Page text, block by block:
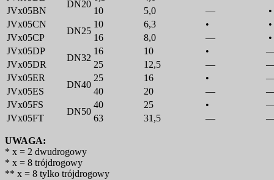
DN20
JVx05BN
10 5,0 —
•
JVx05CN
DN25
10 6,3 •
•
JVx05CP
16 8,0 —
•
JVx05DP
DN32
16 10 •
JVx05DR
25 12,5 —
JVx05ER
DN40
25 16 •
JVx05ES
40 20 —
JVx05FS
DN50
40 25 •
JVx05FT
63 31,5 —
UWAGA:
* x = 2 dwudrogowy
* x = 8 trójdrogowy
** x = 8 tylko trójdrogowy